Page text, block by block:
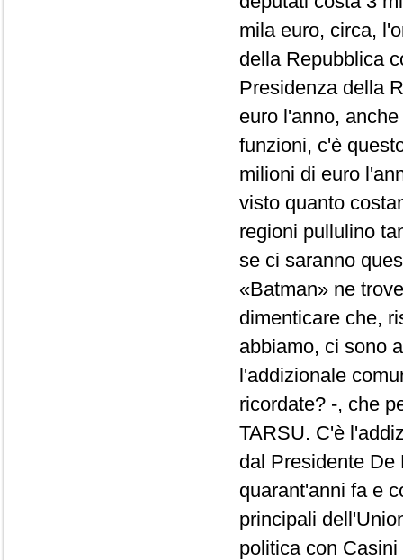
mila euro, circa,
della Repubblica
Presidenza della
euro l'anno,
funzioni, c'è
milioni di euro
visto quanto
regioni pullulino
se ci saranno
«Batman» ne
dimenticare che,
abbiamo, ci sono
l'addizionale
ricordate? -, che
TARSU. C'è
dal Presidente De
quarant'anni fa e
principali
politica con